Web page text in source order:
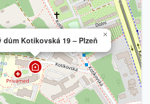
dům Kotíkovská 19 – Plzeň
×